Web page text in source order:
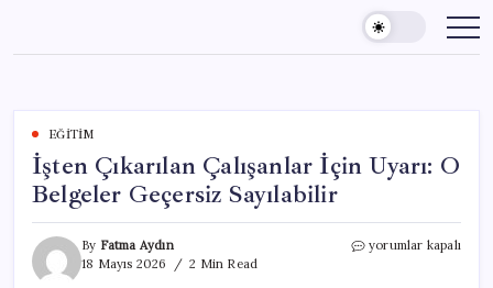
content
EĞITIM
İşten Çıkarılan Çalışanlar İçin Uyarı: O
Belgeler Geçersiz Sayılabilir
By Fatma Aydın
18 Mayıs 2026
2 Min Read
İşten
yorumlar kapalı